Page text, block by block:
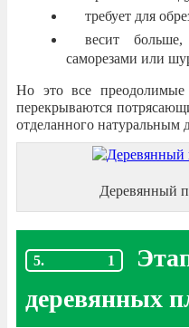
требует для
весит
саморезами или
Но это все преодолимые
перекрываются
отделанного натуральным
Деревянный
деревянных